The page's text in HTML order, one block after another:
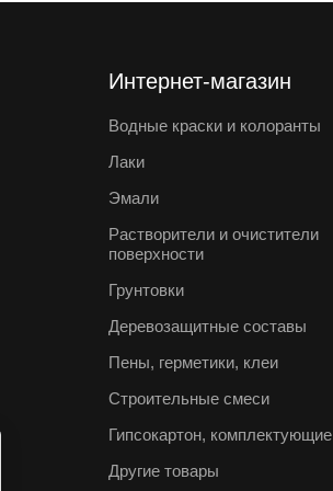
Интернет-магазин
Водные краски и колоранты
Лаки
Эмали
Растворители и очистители
поверхности
Грунтовки
Деревозащитные составы
Пены, герметики, клеи
Строительные смеси
Гипсокартон, комплектующие
Другие товары